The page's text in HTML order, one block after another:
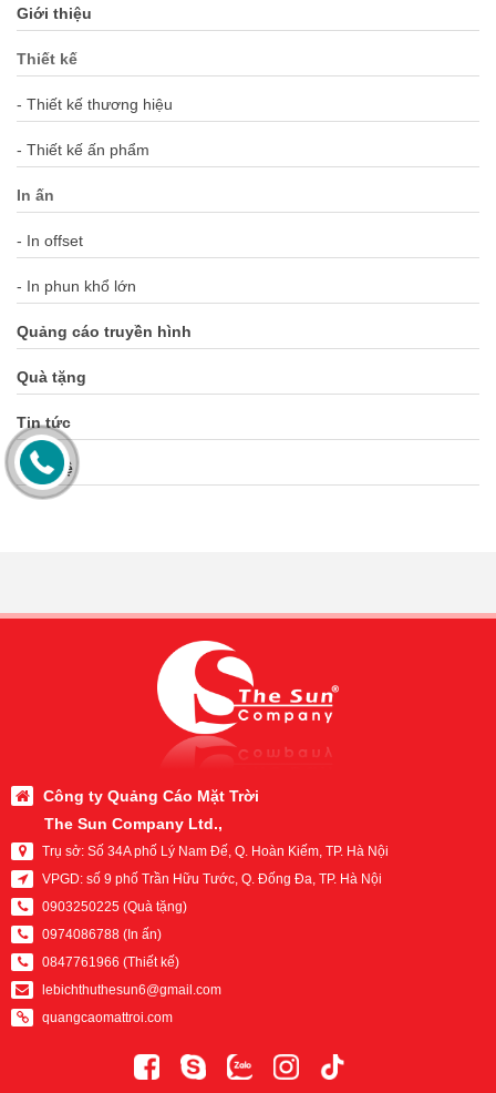
Giới thiệu
Thiết kế
- Thiết kế thương hiệu
- Thiết kế ấn phẩm
In ấn
- In offset
- In phun khổ lớn
Quảng cáo truyền hình
Quà tặng
Tin tức
Liên hệ
Công ty Quảng Cáo Mặt Trời
The Sun Company Ltd.,
Trụ sở: Số 34A phố Lý Nam Đế, Q. Hoàn Kiếm, TP. Hà Nội
VPGD: số 9 phố Trần Hữu Tước, Q. Đống Đa, TP. Hà Nội
0903250225 (Quà tặng)
0974086788 (In ấn)
0847761966 (Thiết kế)
lebichthuthesun6@gmail.com
quangcaomattroi.com